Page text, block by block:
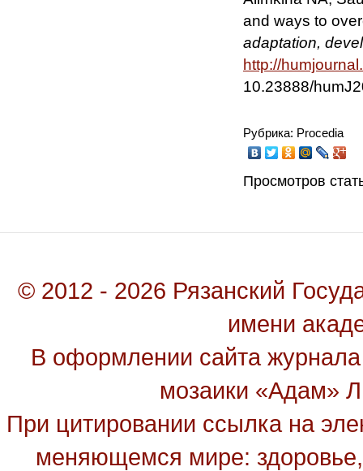
and ways to
adaptation,
http://humjournal.
10.23888/
Рубрика: Procedia
Просмотров
© 2012 - 2026 Рязанский
имени
В оформлении сайта
мозаики «Адам»
При цитировании ссылка на
меняющемся мире: здоровье,